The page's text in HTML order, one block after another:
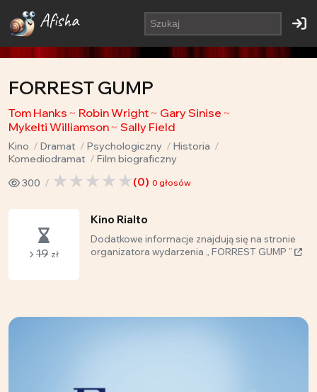
Afisha
FORREST GUMP
Tom Hanks Robin Wright
Gary Sinise
Mykelti Williamson
Sally Field
Kino Dramat Psychologiczny
Historia
Komediodramat
Film biograficzny
300
(0) 0 głosów
19 zł
Kino Rialto
Dodatkowe informacje znajdują się na stronie
organizatora wydarzenia „ FORREST GUMP ”